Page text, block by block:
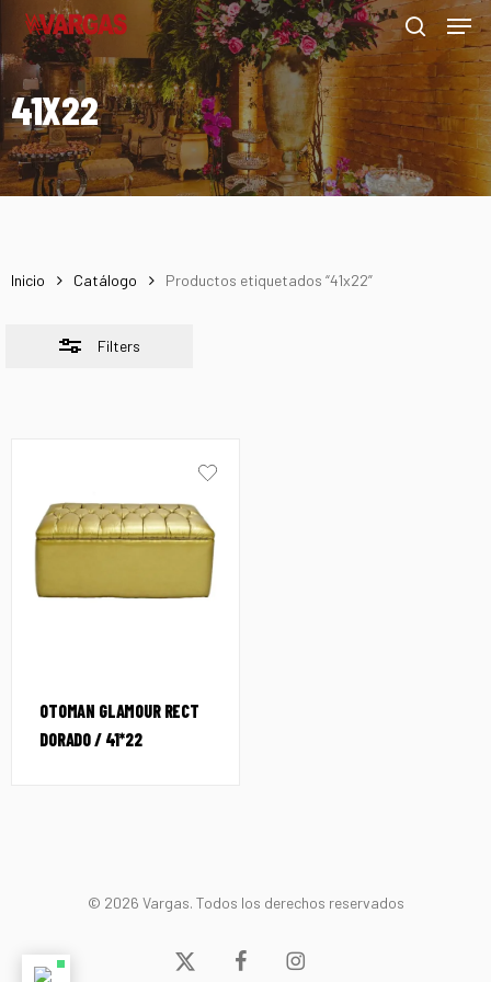
Skip
main
content
search
Menu
41X22
Inicio Catálogo Productos etiquetados “41x22”
Filters
Close
Filters
OTOMAN GLAMOUR RECT
DORADO / 41*22
© 2026 Vargas. Todos los derechos reservados
x-
facebookinstagram
Menu